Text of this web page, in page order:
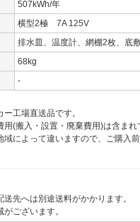
507kWh/年
横型2極 7A 125V
排水皿、温度計、網棚2枚、底
68kg
-
工場直送品です。
(搬入・設置・廃棄費用)は含まれ
域によって違いますので、ご購入
先へは別途送料がかかります。
ございます。